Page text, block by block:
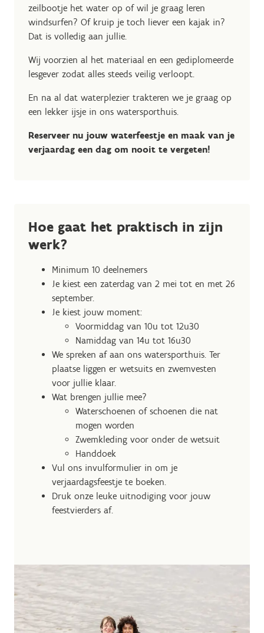
zeilbootje het water op of wil je graag leren
windsurfen? Of kruip je toch liever een kajak in?
Dat is volledig aan jullie.
Wij voorzien al het materiaal en een gediplomeerde
lesgever zodat alles steeds veilig verloopt.
En na al dat waterplezier trakteren we je graag op
een lekker ijsje in ons watersporthuis.
Reserveer nu jouw waterfeestje en maak van je
verjaardag een dag om nooit te vergeten!
Hoe gaat het praktisch in zijn
werk?
Minimum 10 deelnemers
Je kiest een zaterdag van 2 mei tot en met 26
september.
Je kiest jouw moment:
Voormiddag van 10u tot 12u30
Namiddag van 14u tot 16u30
We spreken af aan ons watersporthuis. Ter
plaatse liggen er wetsuits en zwemvesten
voor jullie klaar.
Wat brengen jullie mee?
Waterschoenen of schoenen die nat
mogen worden
Zwemkleding voor onder de wetsuit
Handdoek
Vul ons invulformulier in om je
verjaardagsfeestje te boeken.
Druk onze leuke uitnodiging voor jouw
feestvierders af.